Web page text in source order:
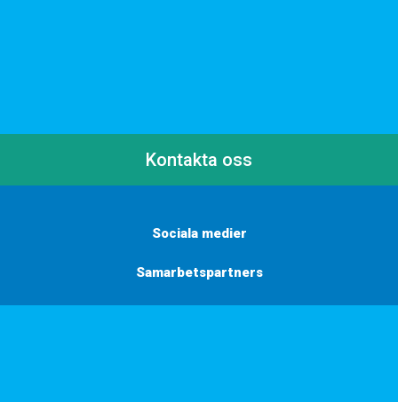
Kontakta oss
Sociala medier
Samarbetspartners